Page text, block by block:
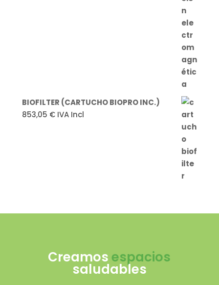
BIOFILTER (CARTUCHO BIOPRO INC.)
853,05 € IVA Incl
Creamosespacios
saludables